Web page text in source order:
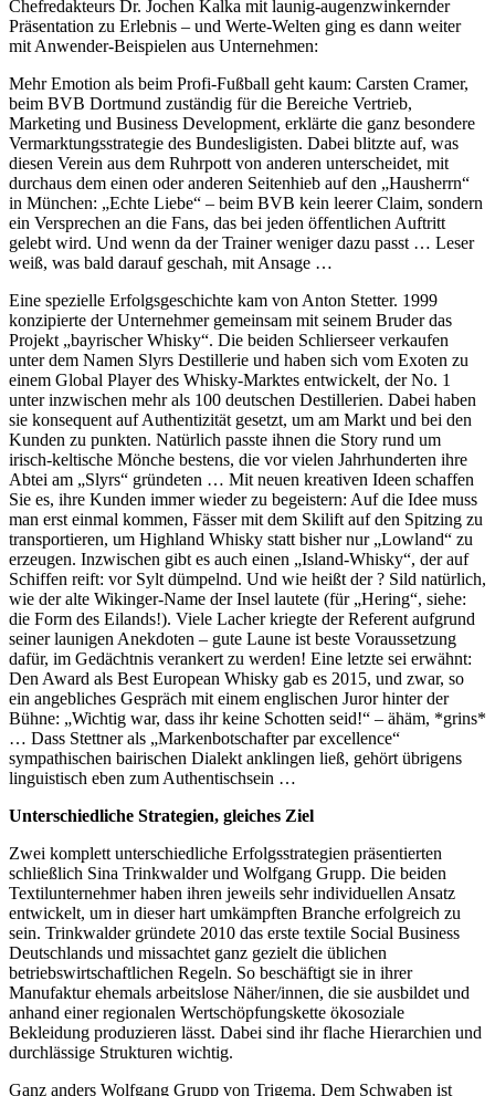
Chefredakteurs Dr. Jochen Kalka mit launig-augenzwinkernder
Präsentation zu Erlebnis – und Werte-Welten ging es dann weiter
mit Anwender-Beispielen aus Unternehmen:
Mehr Emotion als beim Profi-Fußball geht kaum: Carsten Cramer,
beim BVB Dortmund zuständig für die Bereiche Vertrieb,
Marketing und Business Development, erklärte die ganz besondere
Vermarktungsstrategie des Bundesligisten. Dabei blitzte auf, was
diesen Verein aus dem Ruhrpott von anderen unterscheidet, mit
durchaus dem einen oder anderen Seitenhieb auf den „Hausherrn“
in München: „Echte Liebe“ – beim BVB kein leerer Claim, sondern
ein Versprechen an die Fans, das bei jeden öffentlichen Auftritt
gelebt wird. Und wenn da der Trainer weniger dazu passt … Leser
weiß, was bald darauf geschah, mit Ansage …
Eine spezielle Erfolgsgeschichte kam von Anton Stetter. 1999
konzipierte der Unternehmer gemeinsam mit seinem Bruder das
Projekt „bayrischer Whisky“. Die beiden Schlierseer verkaufen
unter dem Namen Slyrs Destillerie und haben sich vom Exoten zu
einem Global Player des Whisky-Marktes entwickelt, der No. 1
unter inzwischen mehr als 100 deutschen Destillerien. Dabei haben
sie konsequent auf Authentizität gesetzt, um am Markt und bei den
Kunden zu punkten. Natürlich passte ihnen die Story rund um
irisch-keltische Mönche bestens, die vor vielen Jahrhunderten ihre
Abtei am „Slyrs“ gründeten … Mit neuen kreativen Ideen schaffen
Sie es, ihre Kunden immer wieder zu begeistern: Auf die Idee muss
man erst einmal kommen, Fässer mit dem Skilift auf den Spitzing zu
transportieren, um Highland Whisky statt bisher nur „Lowland“ zu
erzeugen. Inzwischen gibt es auch einen „Island-Whisky“, der auf
Schiffen reift: vor Sylt dümpelnd. Und wie heißt der ? Sild natürlich,
wie der alte Wikinger-Name der Insel lautete (für „Hering“, siehe:
die Form des Eilands!). Viele Lacher kriegte der Referent aufgrund
seiner launigen Anekdoten – gute Laune ist beste Voraussetzung
dafür, im Gedächtnis verankert zu werden! Eine letzte sei erwähnt:
Den Award als Best European Whisky gab es 2015, und zwar, so
ein angebliches Gespräch mit einem englischen Juror hinter der
Bühne: „Wichtig war, dass ihr keine Schotten seid!“ – ähäm, *grins*
… Dass Stettner als „Markenbotschafter par excellence“
sympathischen bairischen Dialekt anklingen ließ, gehört übrigens
linguistisch eben zum Authentischsein …
Unterschiedliche Strategien, gleiches Ziel
Zwei komplett unterschiedliche Erfolgsstrategien präsentierten
schließlich Sina Trinkwalder und Wolfgang Grupp. Die beiden
Textilunternehmer haben ihren jeweils sehr individuellen Ansatz
entwickelt, um in dieser hart umkämpften Branche erfolgreich zu
sein. Trinkwalder gründete 2010 das erste textile Social Business
Deutschlands und missachtet ganz gezielt die üblichen
betriebswirtschaftlichen Regeln. So beschäftigt sie in ihrer
Manufaktur ehemals arbeitslose Näher/innen, die sie ausbildet und
anhand einer regionalen Wertschöpfungskette ökosoziale
Bekleidung produzieren lässt. Dabei sind ihr flache Hierarchien und
durchlässige Strukturen wichtig.
Ganz anders Wolfgang Grupp von Trigema. Dem Schwaben ist